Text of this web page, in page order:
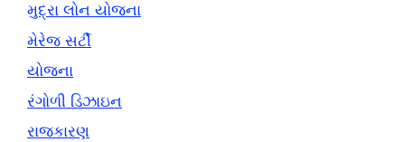
મુદ્રા લોન યોજના
મેરેજ સર્ટી
યોજના
રંગોળી ડિઝાઇન
રાજકારણ